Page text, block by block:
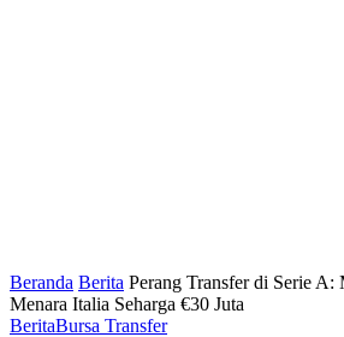
Beranda Berita Perang Transfer di Serie
Menara Italia Seharga €30 Juta
BeritaBursa Transfer